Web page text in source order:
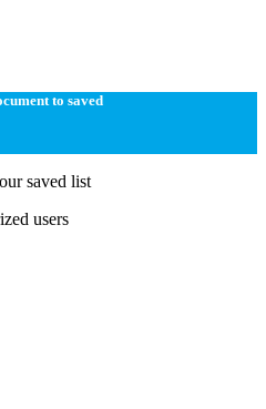
to saved
saved list
users